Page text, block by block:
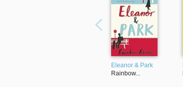
Eleanor & Park
Rainbow...